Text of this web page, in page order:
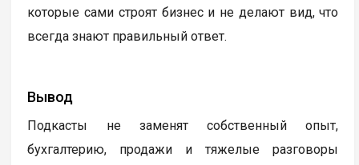
которые сами строят бизнес и не делают вид, что
всегда знают правильный ответ.
Вывод
Подкасты не заменят собственный опыт,
бухгалтерию, продажи и тяжелые разговоры